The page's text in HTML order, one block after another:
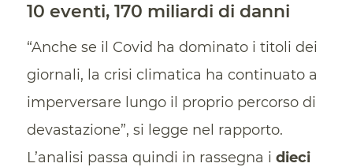
10 eventi, 170 miliardi di danni
“Anche se il Covid ha dominato i titoli dei
giornali, la crisi climatica ha continuato a
imperversare lungo il proprio percorso di
devastazione”, si legge nel rapporto.
L’analisi passa quindi in rassegna i dieci